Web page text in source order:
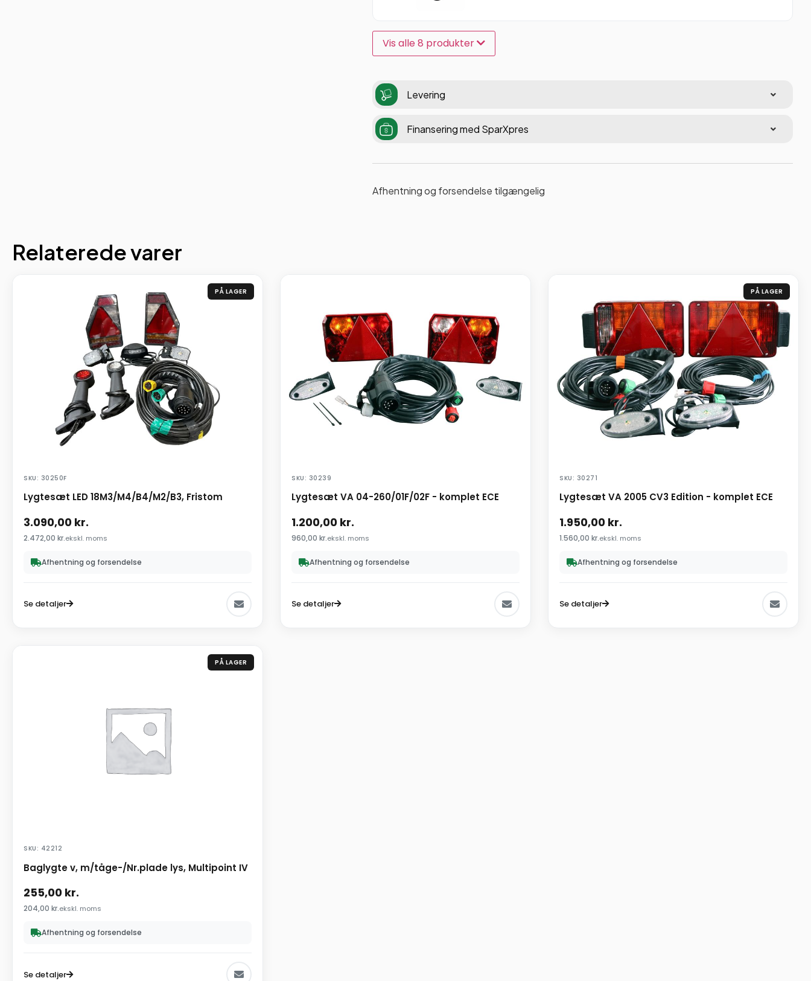
Vis alle 8 produkter
Levering
Finansering med SparXpres
Afhentning og forsendelse tilgængelig
Relaterede varer
PÅ LAGER
SKU: 30250F
Lygtesæt LED 18M3/M4/B4/M2/B3, Fristom
3.090,00 kr.
2.472,00 kr.ekskl. moms
Afhentning og forsendelse
Se detaljer
SKU: 30239
Lygtesæt VA 04-260/01F/02F - komplet ECE
1.200,00 kr.
960,00 kr.ekskl. moms
Afhentning og forsendelse
Se detaljer
PÅ LAGER
SKU: 30271
Lygtesæt VA 2005 CV3 Edition - komplet ECE
1.950,00 kr.
1.560,00 kr.ekskl. moms
Afhentning og forsendelse
Se detaljer
PÅ LAGER
SKU: 42212
Baglygte v, m/tåge-/Nr.plade lys, Multipoint IV
255,00 kr.
204,00 kr.ekskl. moms
Afhentning og forsendelse
Se detaljer